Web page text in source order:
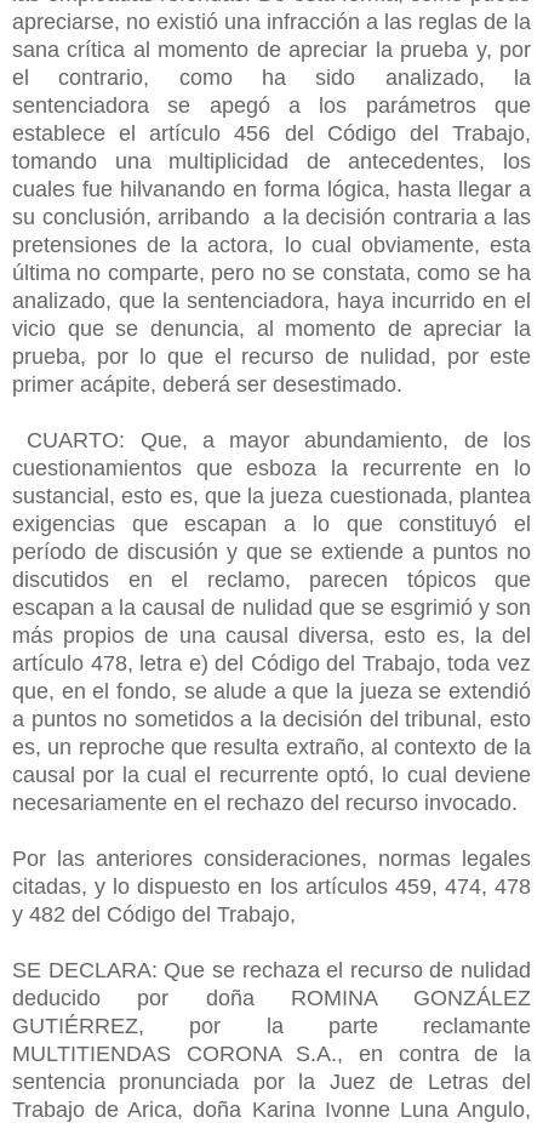
apreciarse, no existió una infracción a las reglas de la
sana crítica al momento de apreciar la prueba y, por
el contrario, como ha sido analizado, la
sentenciadora se apegó a los parámetros que
establece el artículo 456 del Código del Trabajo,
tomando una multiplicidad de antecedentes, los
cuales fue hilvanando en forma lógica, hasta llegar a
su conclusión, arribando a la decisión contraria a las
pretensiones de la actora, lo cual obviamente, esta
última no comparte, pero no se constata, como se ha
analizado, que la sentenciadora, haya incurrido en el
vicio que se denuncia, al momento de apreciar la
prueba, por lo que el recurso de nulidad, por este
primer acápite, deberá ser desestimado.
CUARTO: Que, a mayor abundamiento, de los
cuestionamientos que esboza la recurrente en lo
sustancial, esto es, que la jueza cuestionada, plantea
exigencias que escapan a lo que constituyó el
período de discusión y que se extiende a puntos no
discutidos en el reclamo, parecen tópicos que
escapan a la causal de nulidad que se esgrimió y son
más propios de una causal diversa, esto es, la del
artículo 478, letra e) del Código del Trabajo, toda vez
que, en el fondo, se alude a que la jueza se extendió
a puntos no sometidos a la decisión del tribunal, esto
es, un reproche que resulta extraño, al contexto de la
causal por la cual el recurrente optó, lo cual deviene
necesariamente en el rechazo del recurso invocado.
Por las anteriores consideraciones, normas legales
citadas, y lo dispuesto en los artículos 459, 474, 478
y 482 del Código del Trabajo,
SE DECLARA: Que se rechaza el recurso de nulidad
deducido por doña ROMINA GONZÁLEZ
GUTIÉRREZ, por la parte reclamante
MULTITIENDAS CORONA S.A., en contra de la
sentencia pronunciada por la Juez de Letras del
Trabajo de Arica, doña Karina Ivonne Luna Angulo,